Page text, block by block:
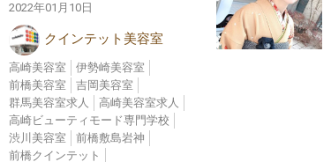
2022年01月10日
クインテット美容室
高崎美容室
伊勢崎美容室
前橋美容室
吉岡美容室
群馬美容室求人
高崎美容室求人
高崎ビューティモード専門学校
渋川美容室
前橋敷島岩神
前橋クインテット